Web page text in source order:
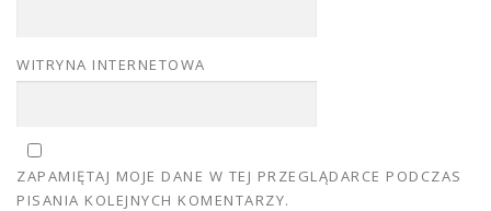
WITRYNA INTERNETOWA
ZAPAMIĘTAJ MOJE DANE W TEJ PRZEGLĄDARCE PODCZAS
PISANIA KOLEJNYCH KOMENTARZY.